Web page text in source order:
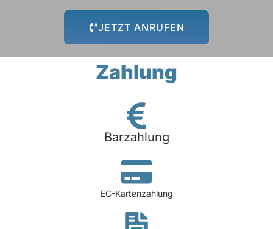
JETZT ANRUFEN
Zahlung
Barzahlung
EC-Kartenzahlung